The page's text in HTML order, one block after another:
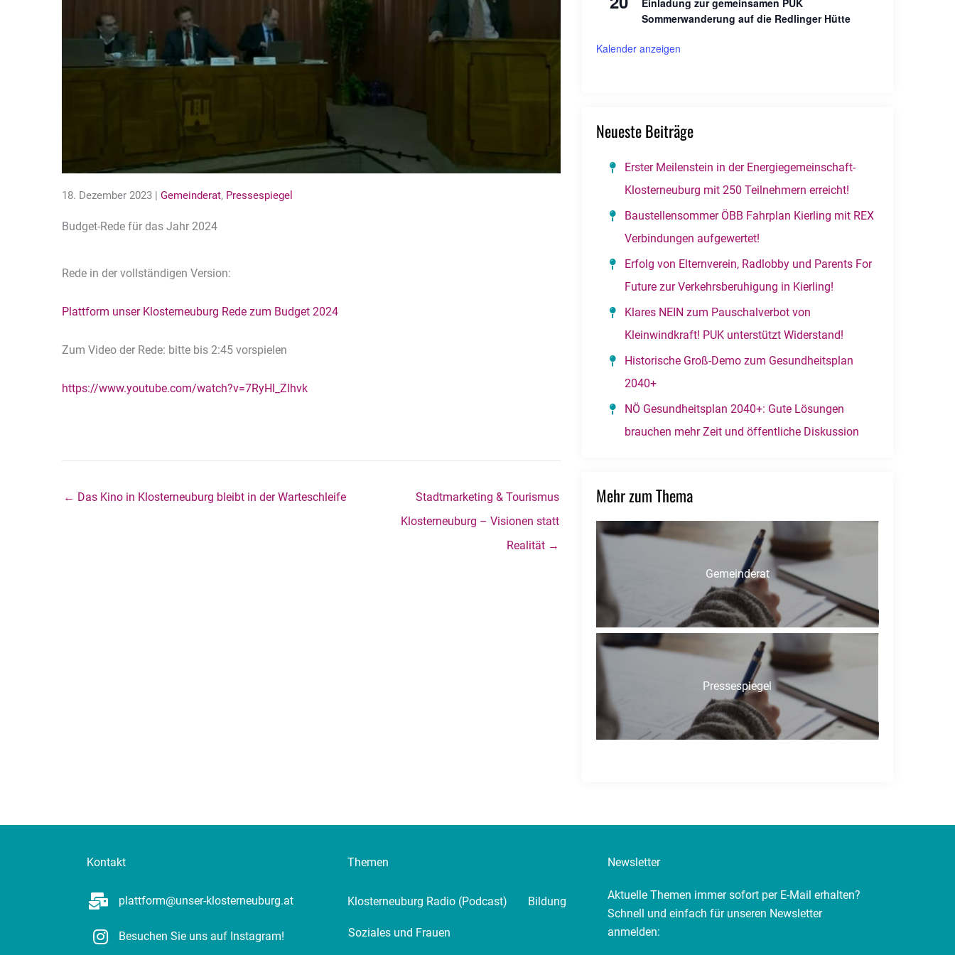
18. Dezember 2023 |Gemeinderat, Pressespiegel
Budget-Rede für das Jahr 2024
Rede in der vollständigen Version:
Plattform unser Klosterneuburg Rede zum Budget 2024
Zum Video der Rede: bitte bis 2:45 vorspielen
https://www.youtube.com/watch?v=7RyHl_Zlhvk
← Das Kino in Klosterneuburg bleibt in der Warteschleife
Stadtmarketing & Tourismus
Klosterneuburg – Visionen statt
Realität →
Sommerwanderung auf die Redlinger Hütte
Kalender anzeigen
Neueste Beiträge
Erster Meilenstein in der Energiegemeinschaft-
Klosterneuburg mit 250 Teilnehmern erreicht!
Baustellensommer ÖBB Fahrplan Kierling mit REX
Verbindungen aufgewertet!
Erfolg von Elternverein, Radlobby und Parents For
Future zur Verkehrsberuhigung in Kierling!
Klares NEIN zum Pauschalverbot von
Kleinwindkraft! PUK unterstützt Widerstand!
Historische Groß-Demo zum Gesundheitsplan
2040+
NÖ Gesundheitsplan 2040+: Gute Lösungen
brauchen mehr Zeit und öffentliche Diskussion
Mehr zum Thema
Gemeinderat
Pressespiegel
Kontakt
plattform@unser-klosterneuburg.at
Besuchen Sie uns auf Instagram!
Themen
Klosterneuburg Radio (Podcast) Bildung
Soziales und Frauen
Newsletter
Aktuelle Themen immer sofort per E-Mail erhalten?
Schnell und einfach für unseren Newsletter
anmelden: